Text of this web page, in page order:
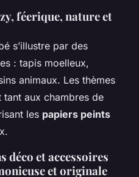
féerique, nature et
s’illustre par des
: tapis moelleux,
animaux. Les thèmes
tant aux chambres de
les papiers peints
déco et accessoires
et originale